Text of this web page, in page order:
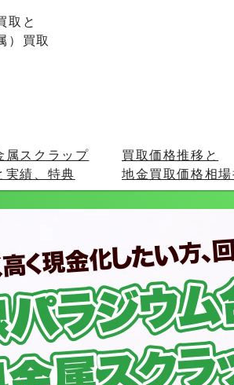
取と
）買取
属スクラップ
実績、特典
買取価格推移と
地金買取価格相場